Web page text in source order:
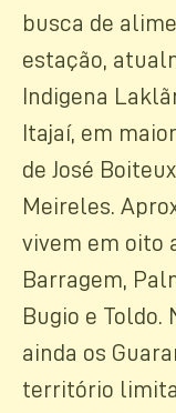
busca de
estação,
Indigena
Itajaí, em
de José
Meireles.
vivem em oito
Barragem,
Bugio e
ainda os
território